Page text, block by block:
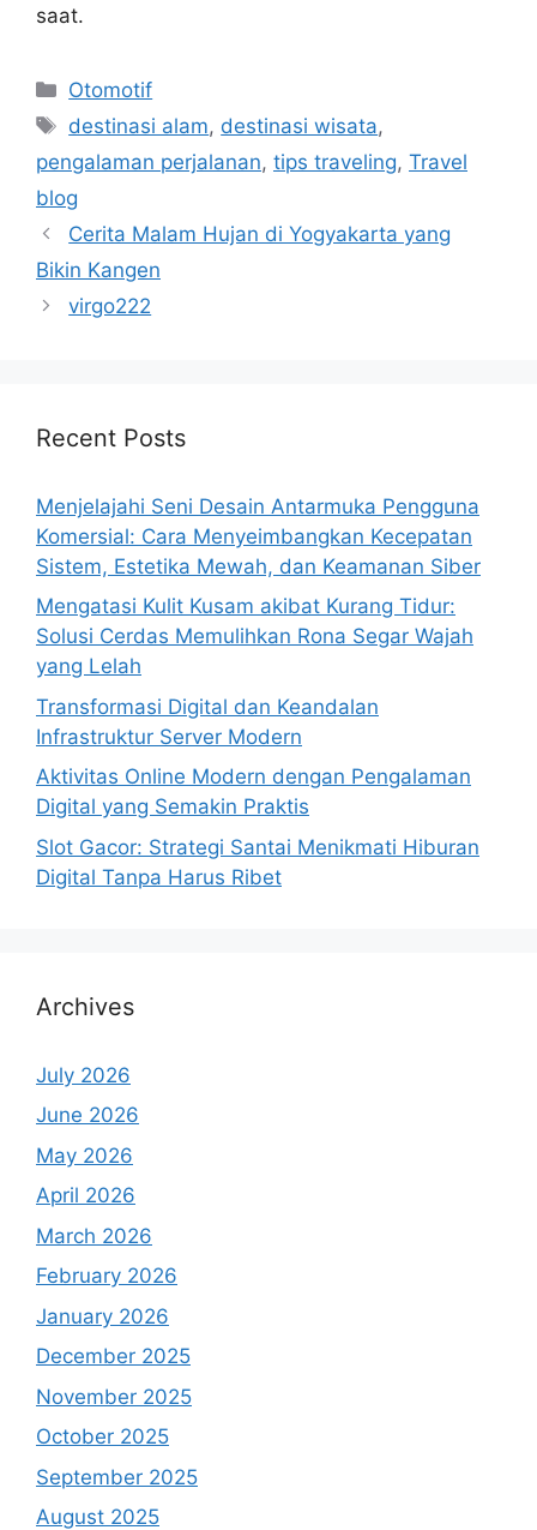
saat.
Categories
Otomotif
Tags
destinasi alam, destinasi wisata,
pengalaman perjalanan, tips traveling, Travel
blog
Cerita Malam Hujan di Yogyakarta yang
Bikin Kangen
virgo222
Recent Posts
Menjelajahi Seni Desain Antarmuka Pengguna
Komersial: Cara Menyeimbangkan Kecepatan
Sistem, Estetika Mewah, dan Keamanan Siber
Mengatasi Kulit Kusam akibat Kurang Tidur:
Solusi Cerdas Memulihkan Rona Segar Wajah
yang Lelah
Transformasi Digital dan Keandalan
Infrastruktur Server Modern
Aktivitas Online Modern dengan Pengalaman
Digital yang Semakin Praktis
Slot Gacor: Strategi Santai Menikmati Hiburan
Digital Tanpa Harus Ribet
Archives
July 2026
June 2026
May 2026
April 2026
March 2026
February 2026
January 2026
December 2025
November 2025
October 2025
September 2025
August 2025